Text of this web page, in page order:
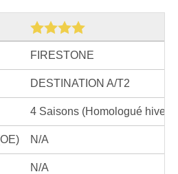
FIRESTONE
DESTINATION A/T2
4 Saisons (Homologué hiver)
N/A
N/A